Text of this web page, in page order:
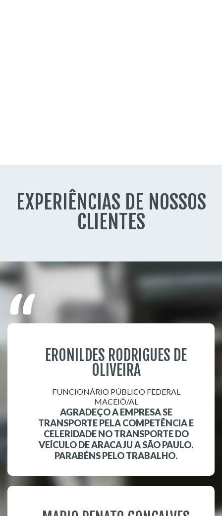
EXPERIÊNCIAS DE NOSSOS
CLIENTES
ERONILDES RODRIGUES DE
OLIVEIRA
FUNCIONÁRIO PÚBLICO FEDERAL
MACEIÓ/AL
AGRADEÇO A EMPRESA SE
TRANSPORTE PELA COMPETÊNCIA E
CELERIDADE NO TRANSPORTE DO
VEÍCULO DE ARACAJU A SÃO PAULO.
PARABÉNS PELO TRABALHO.